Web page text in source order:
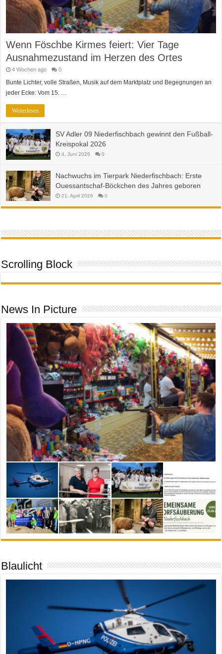
Wenn Föschbe Kirmes feiert: Vier Tage
Ausnahmezustand im Herzen des Ortes
4 Wochen ago 0
Bunte Lichter, volle Straßen, Musik auf dem Marktplatz und Begegnungen an
jeder Ecke: Vom 15. …
Weiterlesen
SV Adler 09 Niederfischbach gewinnt den Fußball-
Kreispokal 2026
4. Juni 2026 0
Nachwuchs im Tierpark Niederfischbach: Erste
Ouessantschaf-Böckchen des Jahres geboren
21. April 2026 0
Scrolling Block
News In Picture
Blaulicht